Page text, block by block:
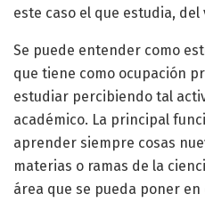
este caso el que estudia,
Se puede entender como
que tiene como ocupación
estudiar percibiendo tal
académico. La principal
aprender siempre cosas
materias o ramas de la
área que se pueda poner